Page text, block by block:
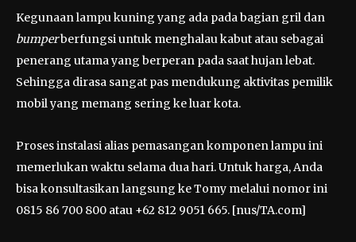
Kegunaan lampu kuning yang ada pada bagian gril dan
bumperberfungsi untuk menghalau kabut atau sebagai
penerang utama yang berperan pada saat hujan lebat.
Sehingga dirasa sangat pas mendukung aktivitas pemilik
mobil yang memang sering ke luar kota.
Proses instalasi alias pemasangan komponen lampu ini
memerlukan waktu selama dua hari. Untuk harga, Anda
bisa konsultasikan langsung ke Tomy melalui nomor ini
0815 86 700 800 atau +62 812 9051 665. [nus/TA.com]